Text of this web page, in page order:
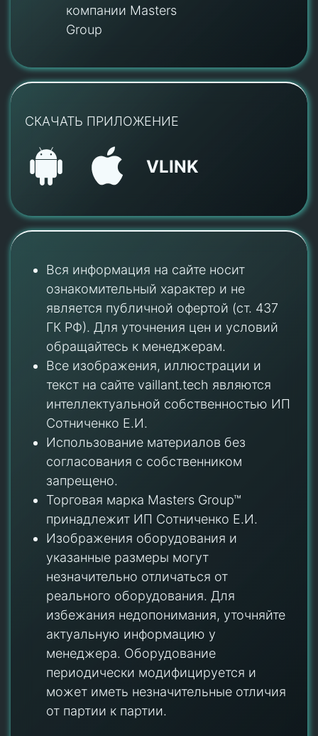
компании Masters
Group
СКАЧАТЬ ПРИЛОЖЕНИЕ
VLINK
Вся информация на сайте носит
ознакомительный характер и не
является публичной офертой (ст. 437
ГК РФ). Для уточнения цен и условий
обращайтесь к менеджерам.
Все изображения, иллюстрации и
текст на сайте vaillant.tech являются
интеллектуальной собственностью ИП
Сотниченко Е.И.
Использование материалов без
согласования с собственником
запрещено.
Торговая марка Masters Group™
принадлежит ИП Сотниченко Е.И.
Изображения оборудования и
указанные размеры могут
незначительно отличаться от
реального оборудования. Для
избежания недопонимания, уточняйте
актуальную информацию у
менеджера. Оборудование
периодически модифицируется и
может иметь незначительные отличия
от партии к партии.